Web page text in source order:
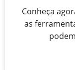
Conheça
as